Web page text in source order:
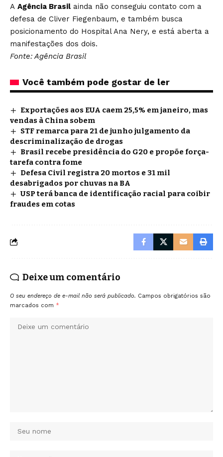
A Agência Brasil ainda não conseguiu contato com a
defesa de Cliver Fiegenbaum, e também busca
posicionamento do Hospital Ana Nery, e está aberta a
manifestações dos dois.
Fonte: Agência Brasil
Você também pode gostar de ler
Exportações aos EUA caem 25,5% em janeiro, mas
vendas à China sobem
STF remarca para 21 de junho julgamento da
descriminalização de drogas
Brasil recebe presidência do G20 e propõe força-
tarefa contra fome
Defesa Civil registra 20 mortos e 31 mil
desabrigados por chuvas na BA
USP terá banca de identificação racial para coibir
fraudes em cotas
Deixe um comentário
O seu endereço de e-mail não será publicado. Campos obrigatórios são
marcados com *